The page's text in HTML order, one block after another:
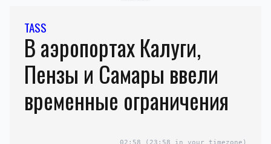
TASS
В аэропортах Калуги,
Пензы и Самары ввели
временные ограничения